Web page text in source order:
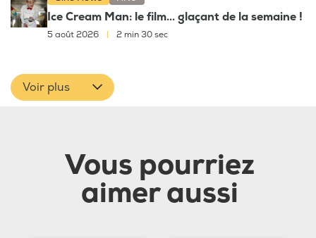
Ice Cream Man: le film... glaçant de la semaine !
5 août 2026 2 min 30 sec
Voir plus
Vous pourriez
aimer aussi